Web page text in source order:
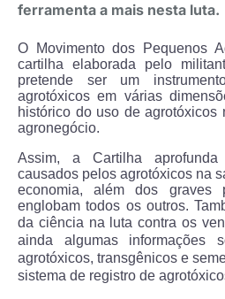
ferramenta a mais nesta luta.
O Movimento dos Pequenos
cartilha elaborada pelo
pretende ser um
agrotóxicos em várias
histórico do uso de
agronegócio.
Assim, a Cartilha
causados pelos agrotóxicos na
economia, além dos graves
englobam todos os outros.
da ciência na luta contra os
ainda algumas informações
agrotóxicos, transgênicos e
sistema de registro de